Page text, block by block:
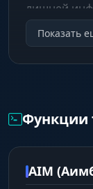
лишней
сохранения
будете
Показать
Функции
AIM